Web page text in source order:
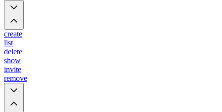
create
list
delete
show
invite
remove